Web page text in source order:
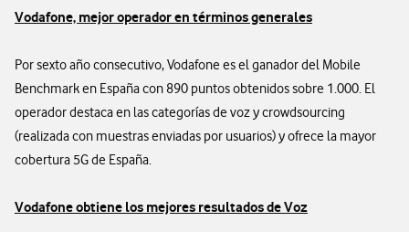
Vodafone, mejor operador en términos generales
Por sexto año consecutivo, Vodafone es el ganador del Mobile
Benchmark en España con 890 puntos obtenidos sobre 1.000. El
operador destaca en las categorías de voz y crowdsourcing
(realizada con muestras enviadas por usuarios) y ofrece la mayor
cobertura 5G de España.
Vodafone obtiene los mejores resultados de Voz